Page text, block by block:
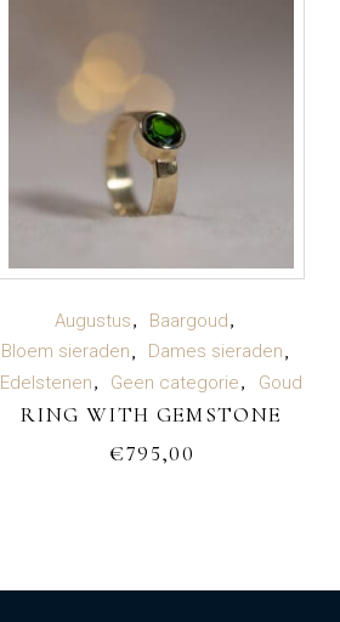
TOEVOEGEN AAN
WINKELWAGEN
Augustus
Baargoud
Bloem sieraden
Dames sieraden
Edelstenen
Geen categorie Goud
RING WITH GEMSTONE
€795,00